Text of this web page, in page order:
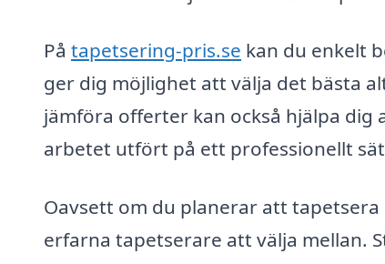
På tapetsering-pris.se kan du enkelt
ger dig möjlighet att välja det bästa
jämföra offerter kan också hjälpa dig
arbetet utfört på ett professionellt
Oavsett om du planerar att
erfarna tapetserare att välja mellan.